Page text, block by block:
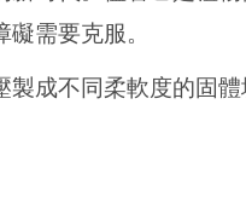
需要克服。
製成不同柔軟度的固